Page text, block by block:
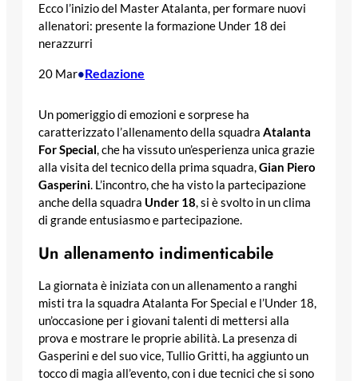
Ecco l’inizio del Master Atalanta, per formare nuovi
allenatori: presente la formazione Under 18 dei
nerazzurri
20 Mar•Redazione
Un pomeriggio di emozioni e sorprese ha
caratterizzato l’allenamento della squadra Atalanta
For Special, che ha vissuto un’esperienza unica grazie
alla visita del tecnico della prima squadra,Gian Piero
Gasperini. L’incontro, che ha visto la partecipazione
anche della squadra Under 18, si è svolto in un clima
di grande entusiasmo e partecipazione.
Un allenamento indimenticabile
La giornata è iniziata con un allenamento a ranghi
misti tra la squadra Atalanta For Special e l’Under 18,
un’occasione per i giovani talenti di mettersi alla
prova e mostrare le proprie abilità. La presenza di
Gasperini e del suo vice, Tullio Gritti, ha aggiunto un
tocco di magia all’evento, con i due tecnici che si sono